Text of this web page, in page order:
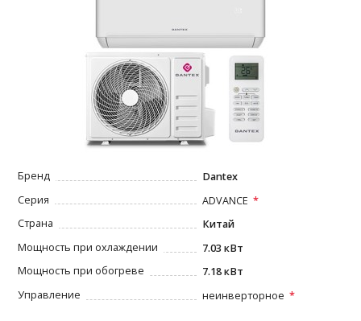
Бренд
Dantex
Серия
ADVANCE
Страна
Китай
Мощность при охлаждении
7.03 кВт
Мощность при обогреве
7.18 кВт
Управление
неинверторное